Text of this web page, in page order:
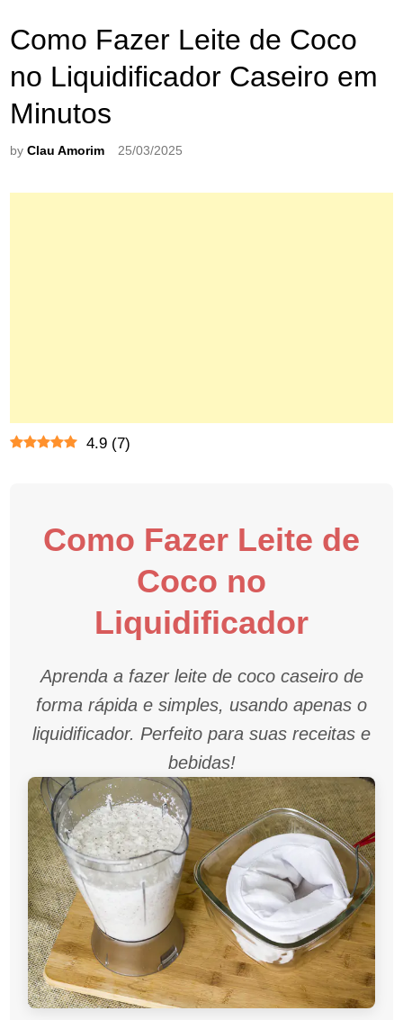
Como Fazer Leite de Coco
no Liquidificador Caseiro em
Minutos
byClau Amorim 25/03/2025
4.9 (7)
Como Fazer Leite de
Coco no
Liquidificador
Aprenda a fazer leite de coco caseiro de
forma rápida e simples, usando apenas o
liquidificador. Perfeito para suas receitas e
bebidas!